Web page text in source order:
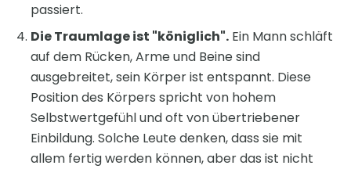
passiert.
Die Traumlage ist "königlich". Ein Mann schläft
auf dem Rücken, Arme und Beine sind
ausgebreitet, sein Körper ist entspannt. Diese
Position des Körpers spricht von hohem
Selbstwertgefühl und oft von übertriebener
Einbildung. Solche Leute denken, dass sie mit
allem fertig werden können, aber das ist nicht